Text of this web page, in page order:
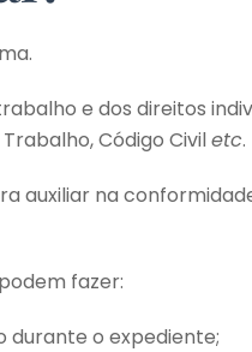
e dos direitos
Código Civiletc.
auxiliar na
fazer:
durante o expediente;